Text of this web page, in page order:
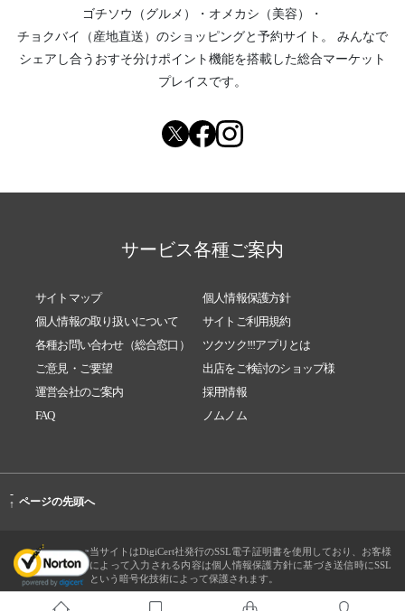
ゴチソウ（グルメ）
・ オメカシ（美容）
・
チョクバイ（産地直送） のショッピングと予約サイト。
みんなで
シェアし合う おすそ分けポイント機能を搭載した総合マーケット
プレイスです。
サービス各種ご案内
サイトマップ
個人情報保護方針
個人情報の取り扱いについて
サイトご利用規約
各種お問い合わせ（総合窓口）
ツクツク!!!アプリとは
ご意見・ご要望
出店をご検討のショップ様
運営会社のご案内
採用情報
FAQ
ノムノム
-
↑ ページの先頭へ
当サイトはDigiCert社発行のSSL電子証明書を使用しており、お客様
によって入力される内容は個人情報保護方針に基づき送信時にSSL
という暗号化技術によって保護されます。